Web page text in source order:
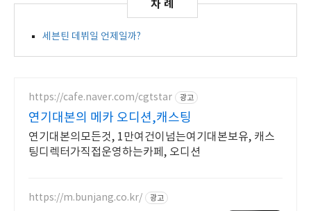
세븐틴 데뷔일 언제일까?
https://cafe.naver.com/cgtstar 광고
연기대본의 메카 오디션,캐스팅
연기대본의모든것, 1만여건이넘는여기대본보유, 캐스
팅디렉터가직접운영하는카페, 오디션
https://m.bunjang.co.kr/ 광고